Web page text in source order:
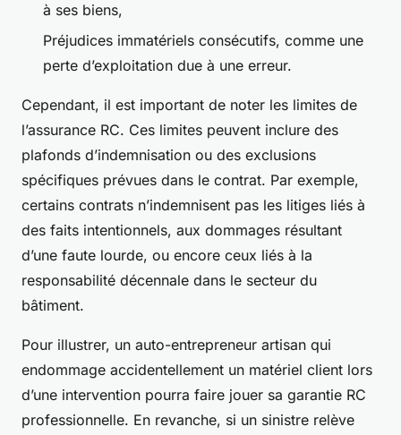
à ses biens,
Préjudices immatériels consécutifs, comme une
perte d’exploitation due à une erreur.
Cependant, il est important de noter les limites de
l’assurance RC. Ces limites peuvent inclure des
plafonds d’indemnisation ou des exclusions
spécifiques prévues dans le contrat. Par exemple,
certains contrats n’indemnisent pas les litiges liés à
des faits intentionnels, aux dommages résultant
d’une faute lourde, ou encore ceux liés à la
responsabilité décennale dans le secteur du
bâtiment.
Pour illustrer, un auto-entrepreneur artisan qui
endommage accidentellement un matériel client lors
d’une intervention pourra faire jouer sa garantie RC
professionnelle. En revanche, si un sinistre relève